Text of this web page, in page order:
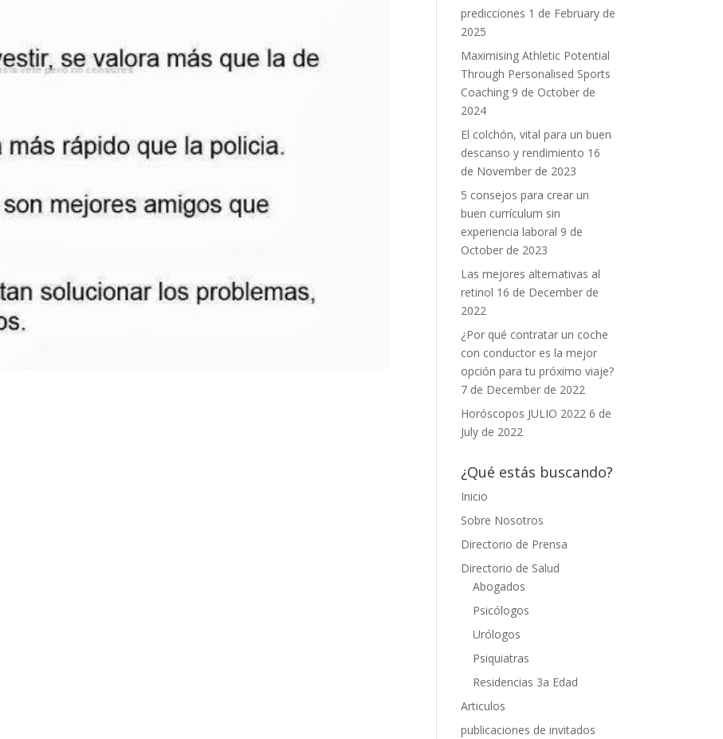
predicciones 1 de February de
2025
Maximising Athletic Potential
Through Personalised Sports
Coaching 9 de October de
2024
El colchón, vital para un buen
descanso y rendimiento 16
de November de 2023
5 consejos para crear un
buen currículum sin
experiencia laboral 9 de
October de 2023
Las mejores alternativas al
retinol 16 de December de
2022
¿Por qué contratar un coche
con conductor es la mejor
opción para tu próximo viaje?
7 de December de 2022
Horóscopos JULIO 2022 6 de
July de 2022
¿Qué estás buscando?
Inicio
Sobre Nosotros
Directorio de Prensa
Directorio de Salud
Abogados
Psicólogos
Urólogos
Psiquiatras
Residencias 3a Edad
Articulos
publicaciones de invitados